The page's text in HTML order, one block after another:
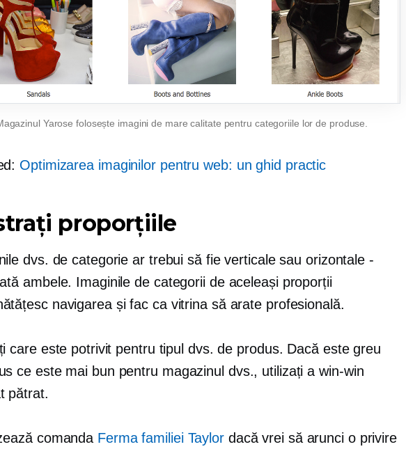
Yarose folosește imagini de mare calitate pentru categoriile lor de produse.
Optimizarea imaginilor pentru web: un ghid practic
proporțiile
dvs. de categorie ar trebui să fie verticale sau orizontale -
ambele. Imaginile de categorii de aceleași proporții
navigarea și fac ca vitrina să arate profesională.
care este potrivit pentru tipul dvs. de produs. Dacă este greu
ce este mai bun pentru magazinul dvs., utilizați awin-win
pătrat.
comanda Ferma familiei Taylordacă vrei să arunci o privire